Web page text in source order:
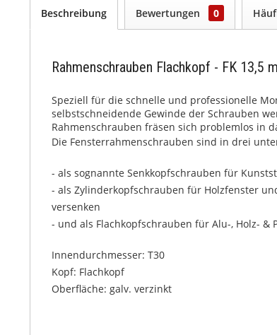
Beschreibung Bewertungen 0
Rahmenschrauben Flachkopf - FK 13,5
Speziell für die schnelle und professionelle
selbstschneidende Gewinde der Schrauben
Rahmenschrauben fräsen sich problemlos in
Die Fensterrahmenschrauben sind in drei
- als sognannte Senkkopfschrauben für
- als Zylinderkopfschrauben für Holzfenster
versenken
- und als Flachkopfschrauben für Alu-, Holz- &
Innendurchmesser: T30
Kopf: Flachkopf
Oberfläche: galv. verzinkt